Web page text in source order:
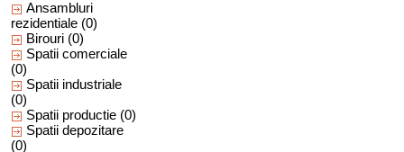
Ansambluri
rezidentiale (0)
Birouri (0)
Spatii comerciale
(0)
Spatii industriale
(0)
Spatii productie (0)
Spatii depozitare
(0)